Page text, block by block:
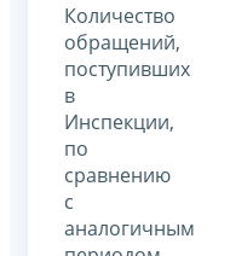
Количество
обращений,
поступивших
в
Инспекции,
по
сравнению
с
аналогичным